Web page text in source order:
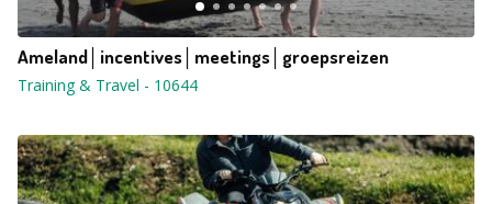
Ameland│incentives│meetings│groepsreizen
Training & Travel - 10644